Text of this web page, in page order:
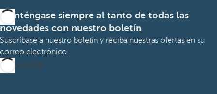
Manténgase siempre al tanto de todas las
novedades con nuestro boletín
Suscríbase a nuestro boletín y reciba nuestras ofertas en su
correo electrónico
Suscribirme